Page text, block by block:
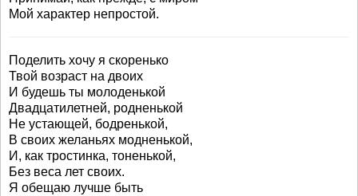
Мой характер непростой.
Поделить хочу я скоренько
Твой возраст на двоих
И будешь ты молоденькой
Двадцатилетней, родненькой
Не устающей, бодренькой,
В своих желаньях модненькой,
И, как тростинка, тоненькой,
Без веса лет cвоих.
Я обещаю лучше быть